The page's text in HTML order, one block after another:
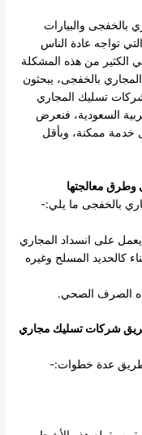
بالخفجى والبيارات
تواجه عادة الناس
الكثير من هذه المشكلة
بالخفجى، يبحثون
تسليك المجاري
السعودية، فنعرض
خدمة ممكنة، وبأقل
وطرق معالجتها
بالخفجى ما يلي:-
على انسداد المجاري
كالحديد المسلح وغيره
الصرف الصحي.
شركاتتسليك مجاري
طريق عدة خطوات:-